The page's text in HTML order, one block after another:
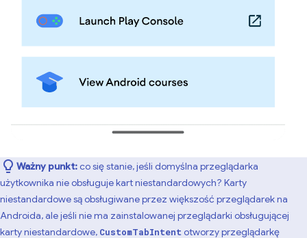
Ważny punkt:co się stanie, jeśli domyślna przeglądarka
użytkownika nie obsługuje kart niestandardowych? Karty
niestandardowe są obsługiwane przez większość przeglądarek na
Androida, ale jeśli nie ma zainstalowanej przeglądarki obsługującej
karty niestandardowe, CustomTabIntent otworzy przeglądarkę